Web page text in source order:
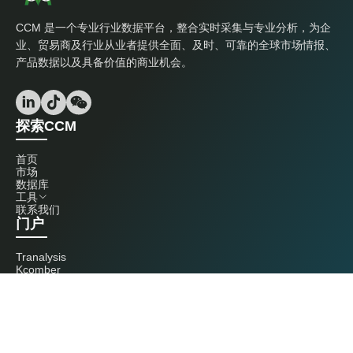
CCM 是一个专业行业数据平台，整合实时采集与专业分析，为企
业、贸易商及行业从业者提供全面、及时、可靠的全球市场情报、
产品数据以及具备价值的商业机会。
探索CCM
首页
市场
数据库
工具
联系我们
门户
Tranalysis
Kcomber